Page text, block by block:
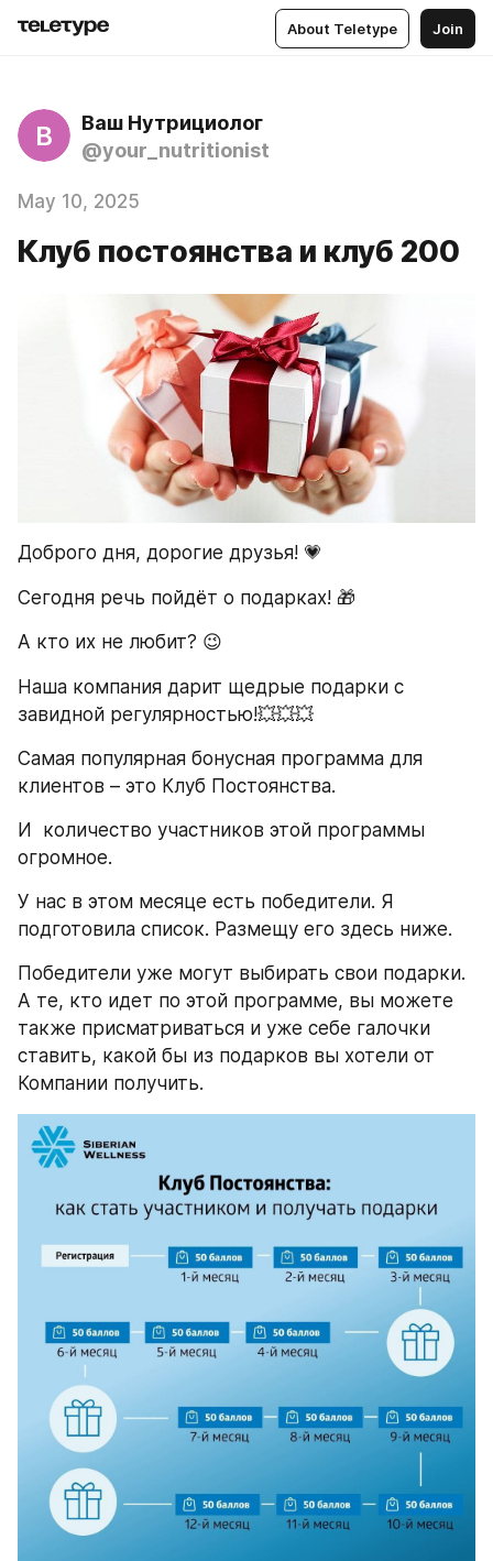
About Teletype Join
В
Ваш Нутрициолог
@your_nutritionist
May 10, 2025
Клуб постоянства и клуб 200
Доброго дня, дорогие друзья! 💗
Сегодня речь пойдёт о подарках! 🎁
А кто их не любит? 😉
Наша компания дарит щедрые подарки с
завидной регулярностью!💥💥💥
Самая популярная бонусная программа для
клиентов – это Клуб Постоянства.
И  количество участников этой программы
огромное.
У нас в этом месяце есть победители. Я
подготовила список. Размещу его здесь ниже.
Победители уже могут выбирать свои подарки.
А те, кто идет по этой программе, вы можете
также присматриваться и уже себе галочки
ставить, какой бы из подарков вы хотели от
Компании получить.